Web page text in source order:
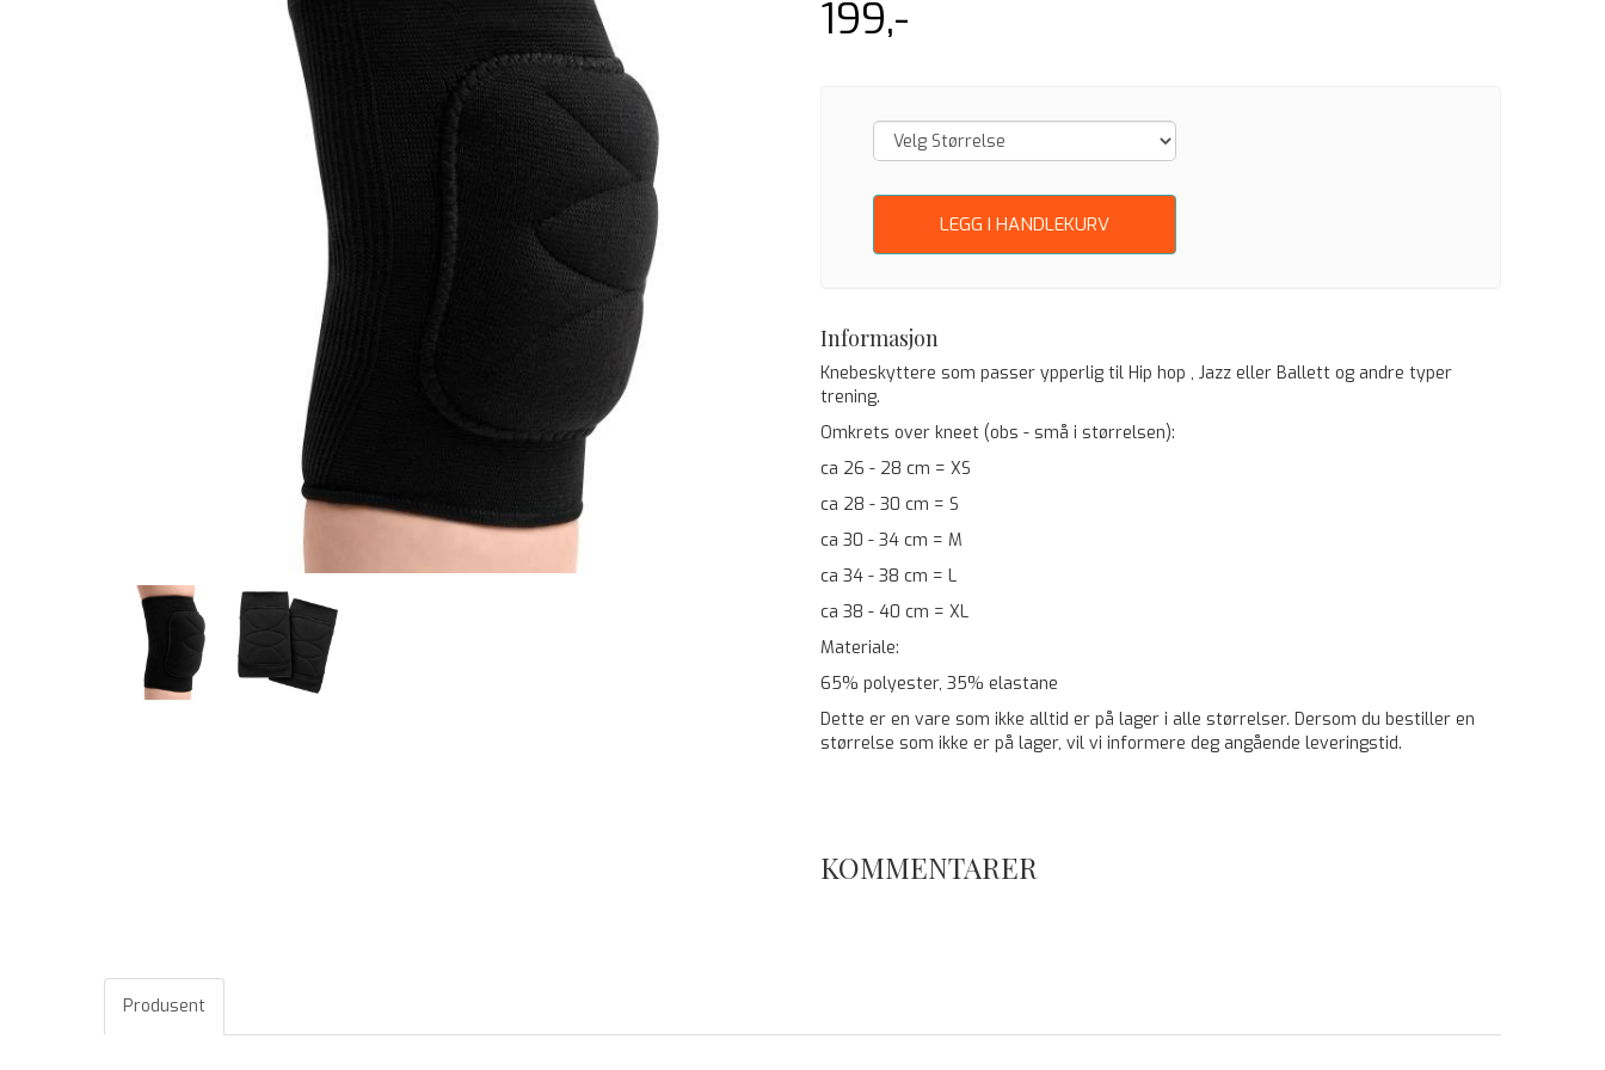
199,-
LEGG I HANDLEKURV
Informasjon
Knebeskyttere som passer ypperlig til Hip hop , Jazz eller Ballett og andre typer
trening.
Omkrets over kneet (obs - små i størrelsen):
ca 26 - 28 cm = XS
ca 28 - 30 cm = S
ca 30 - 34 cm = M
ca 34 - 38 cm = L
ca 38 - 40 cm = XL
Materiale:
65% polyester, 35% elastane
Dette er en vare som ikke alltid er på lager i alle størrelser. Dersom du bestiller en
størrelse som ikke er på lager, vil vi informere deg angående leveringstid.
KOMMENTARER
Produsent